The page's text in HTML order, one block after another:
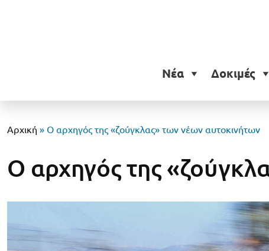
Νέα Δοκιμές
Αρχική » Ο αρχηγός της «ζούγκλας» των νέων αυτοκινήτων
Ο αρχηγός της